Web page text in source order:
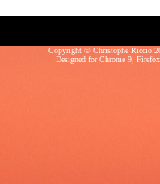
Copyright © Christophe Riccio
Designed forChrome 9,